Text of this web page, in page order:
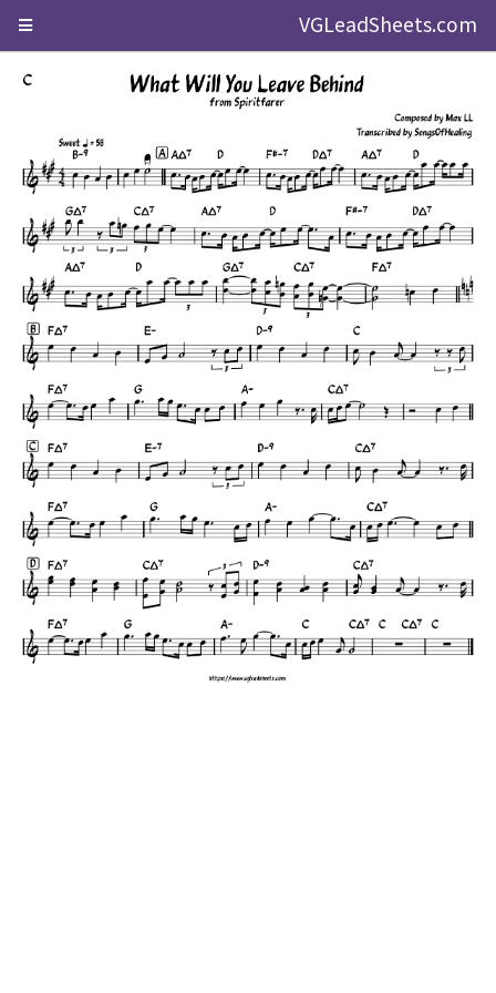
VGLeadSheets.com